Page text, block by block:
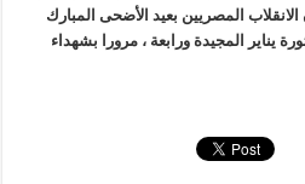
المصريين بعيد الأضحى المبارك
يناير المجيدة ورابعة ، مرورا بشهداء